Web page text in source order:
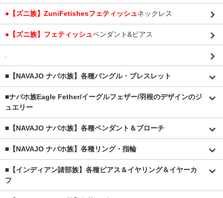
●【ズニ族】ZuniFetishesフェティッシュネックレス
●【ズニ族】フェティッシュペンダント&ピアス
.
■【NAVAJO ナバホ族】各種バングル・ブレスレット
■ナバホ族Eagle Fether/イーグルフェザー/羽根のデザインのジ
ュエリー
■【NAVAJO ナバホ族】各種ペンダント＆ブローチ
■【NAVAJO ナバホ族】各種リング・指輪
■【インディアン諸部族】各種ピアス＆イヤリング＆イヤーカ
フ